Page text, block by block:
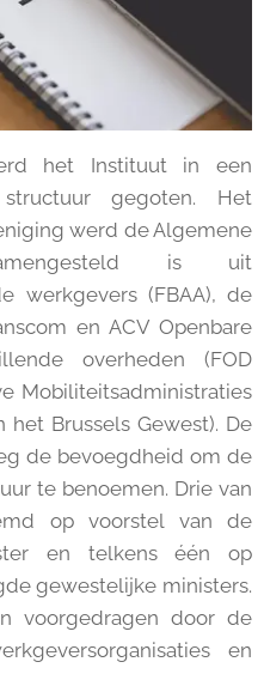
het Instituut in een
gegoten. Het
werd de Algemene
is uit
werkgevers (FBAA), de
en ACV Openbare
overheden (FOD
Mobiliteitsadministraties
Brussels Gewest). De
de bevoegdheid om de
te benoemen. Drie van
op voorstel van de
en telkens één op
gewestelijke ministers.
voorgedragen door de
en